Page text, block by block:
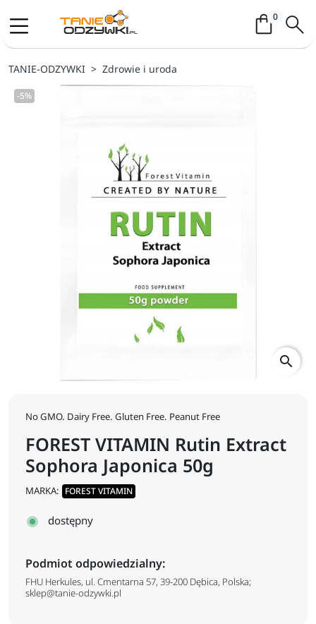
0Koszyk /
TANIE-ODZYWKI Zdrowie i uroda
-5%
search
No GMO. Dairy Free. Gluten Free. Peanut Free
FOREST VITAMIN Rutin Extract
Sophora Japonica 50g
MARKA: FOREST VITAMIN
dostępny
Podmiot odpowiedzialny:
FHU Herkules, ul. Cmentarna 57, 39-200 Dębica, Polska;
sklep@tanie-odzywki.pl